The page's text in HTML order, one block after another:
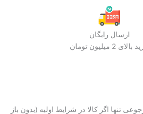
ارسال رایگان
2 میلیون تومان
تنها اگر کالا در شرایط اولیه (بدون باز